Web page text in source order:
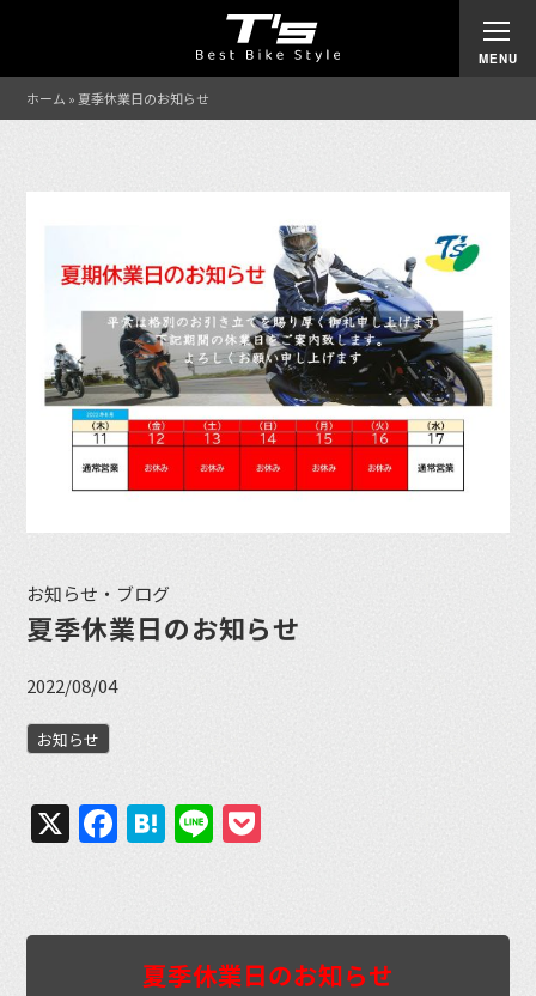
ホーム » 夏季休業日のお知らせ
お知らせ・ブログ
夏季休業日のお知らせ
2022/08/04
お知らせ
X Facebook
Hatena
Line
夏季休業日のお知らせ